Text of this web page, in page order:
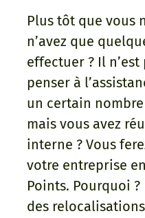
Plus tôt que vous
n’avez que
effectuer ? Il
penser à
un certain
mais vous avez
interne ? Vous
votre entreprise
Points. Pourquoi
des